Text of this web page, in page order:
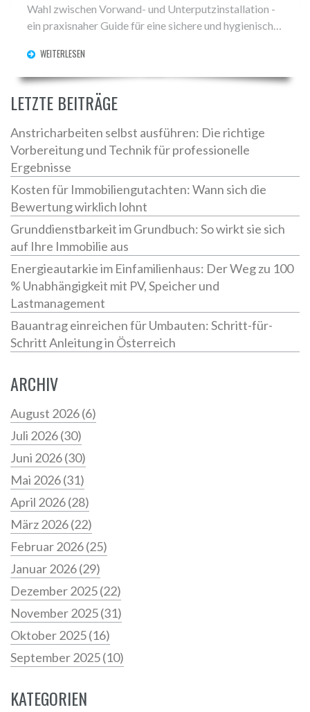
Wahl zwischen Vorwand- und Unterputzinstallation -
ein praxisnaher Guide für eine sichere und hygienische
WEITERLESEN
LETZTE BEITRÄGE
Anstricharbeiten selbst ausführen: Die richtige
Vorbereitung und Technik für professionelle
Ergebnisse
Kosten für Immobiliengutachten: Wann sich die
Bewertung wirklich lohnt
Grunddienstbarkeit im Grundbuch: So wirkt sie sich
auf Ihre Immobilie aus
Energieautarkie im Einfamilienhaus: Der Weg zu 100
% Unabhängigkeit mit PV, Speicher und
Lastmanagement
Bauantrag einreichen für Umbauten: Schritt-für-
Schritt Anleitung in Österreich
ARCHIV
August 2026(6)
Juli 2026(30)
Juni 2026(30)
Mai 2026(31)
April 2026(28)
März 2026(22)
Februar 2026(25)
Januar 2026(29)
Dezember 2025(22)
November 2025(31)
Oktober 2025(16)
September 2025(10)
KATEGORIEN